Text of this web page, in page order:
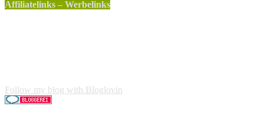
Affiliatelinks – Werbelinks
Follow my blog with Bloglovin